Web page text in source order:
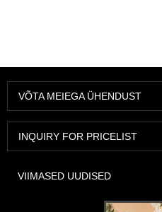
VÕTA MEIEGA ÜHENDUST
INQUIRY FOR PRICELIST
VIIMASED UUDISED